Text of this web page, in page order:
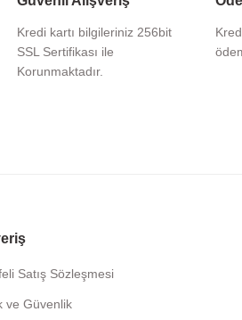
Kredi kartı bilgileriniz 256bit
SSL Sertifikası ile
Korunmaktadır.
Satış Sözleşmesi
ve Güvenlik